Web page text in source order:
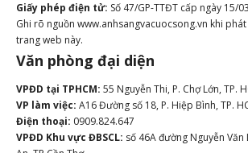
Giấy phép điện tử: Số 47/GP-TTĐT cấp ngày 15/
Ghi rõ nguồn www.anhsangvacuocsong.vn khi
trang web này.
Văn phòng đại diện
VPĐD tại TPHCM: 55 Nguyễn Thi, P. Chợ Lớn, TP.
VP làm việc: A16 Đường số 18, P. Hiệp Bình, TP.
Điện thoại: 0909.824.647
VPĐD Khu vực ĐBSCL: số 46A đường Nguyễn